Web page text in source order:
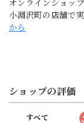
オンラインショッ
小淵沢町の店舗で
から
ショップの評価
すべて